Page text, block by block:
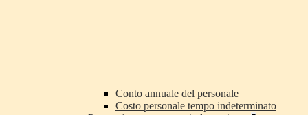
Conto annuale del personale
Costo personale tempo indeterminato